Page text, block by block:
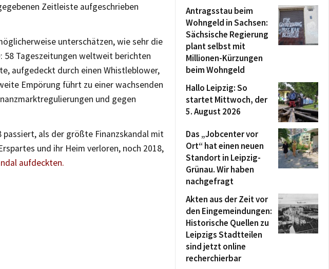
Zeitleiste aufgeschrieben
unterschätzen, wie sehr die
58 Tageszeitungen weltweit berichten
aufgedeckt durch einen Whistleblower,
Empörung führt zu einer wachsenden
und gegen
passiert, als der größte Finanzskandal mit
und ihr Heim verloren, noch 2018,
aufdeckten.
Antragsstau beim
Wohngeld in Sachsen:
Sächsische Regierung
plant selbst mit
Millionen-Kürzungen
beim Wohngeld
Hallo Leipzig: So
startet Mittwoch, der
5. August 2026
Das „Jobcenter vor
Ort“ hat einen neuen
Standort in Leipzig-
Grünau. Wir haben
nachgefragt
Akten aus der Zeit vor
den Eingemeindungen:
Historische Quellen zu
Leipzigs Stadtteilen
sind jetzt online
recherchierbar